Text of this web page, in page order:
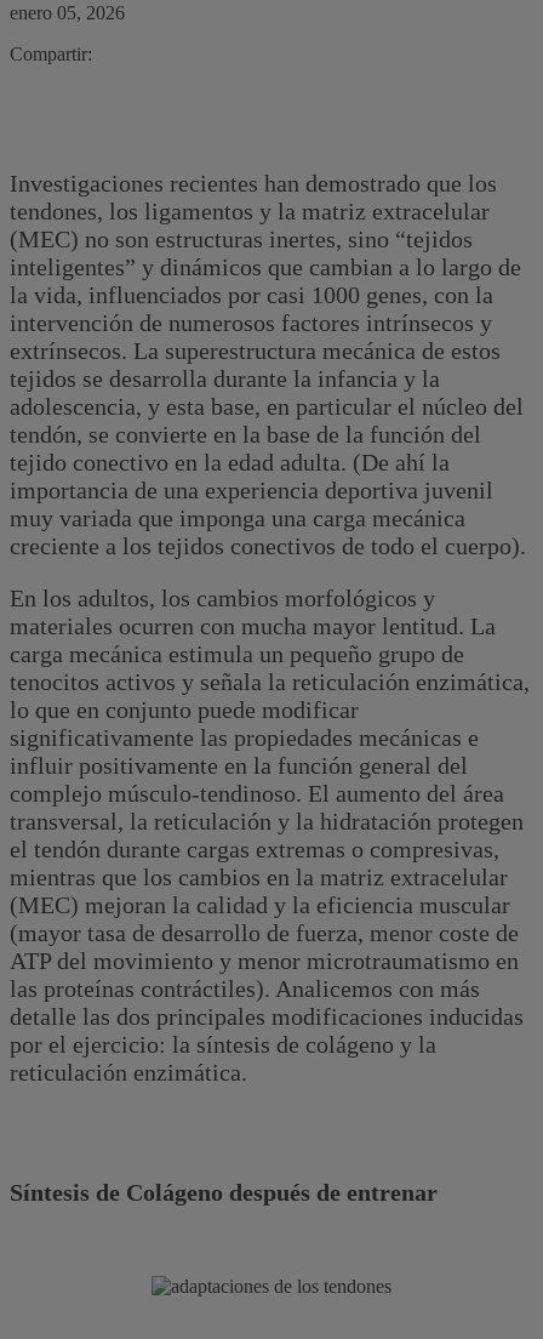
enero 05, 2026
Compartir:
Investigaciones recientes han demostrado que los
tendones, los ligamentos y la matriz extracelular
(MEC) no son estructuras inertes, sino “tejidos
inteligentes” y dinámicos que cambian a lo largo de
la vida, influenciados por casi 1000 genes, con la
intervención de numerosos factores intrínsecos y
extrínsecos. La superestructura mecánica de estos
tejidos se desarrolla durante la infancia y la
adolescencia, y esta base, en particular el núcleo del
tendón, se convierte en la base de la función del
tejido conectivo en la edad adulta. (De ahí la
importancia de una experiencia deportiva juvenil
muy variada que imponga una carga mecánica
creciente a los tejidos conectivos de todo el cuerpo).
En los adultos, los cambios morfológicos y
materiales ocurren con mucha mayor lentitud. La
carga mecánica estimula un pequeño grupo de
tenocitos activos y señala la reticulación enzimática,
lo que en conjunto puede modificar
significativamente las propiedades mecánicas e
influir positivamente en la función general del
complejo músculo-tendinoso. El aumento del área
transversal, la reticulación y la hidratación protegen
el tendón durante cargas extremas o compresivas,
mientras que los cambios en la matriz extracelular
(MEC) mejoran la calidad y la eficiencia muscular
(mayor tasa de desarrollo de fuerza, menor coste de
ATP del movimiento y menor microtraumatismo en
las proteínas contráctiles). Analicemos con más
detalle las dos principales modificaciones inducidas
por el ejercicio: la síntesis de colágeno y la
reticulación enzimática.
Síntesis de Colágeno después de entrenar